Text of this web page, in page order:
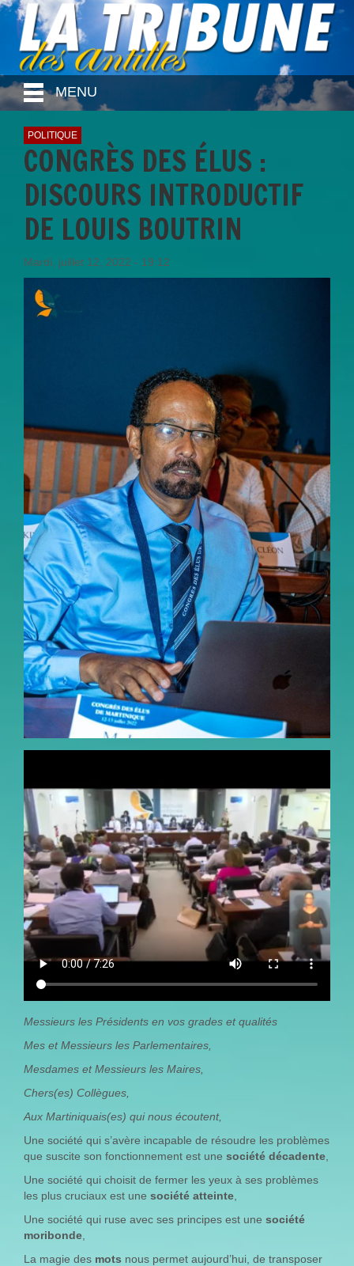
MENU
POLITIQUE
CONGRÈS DES ÉLUS :
DISCOURS INTRODUCTIF
DE LOUIS BOUTRIN
Mardi, juillet 12, 2022 - 19:12
07-14_AT_16.58.04.MP4
Messieurs les Présidents en vos grades et qualités
Mes et Messieurs les Parlementaires,
Mesdames et Messieurs les Maires,
Chers(es) Collègues,
Aux Martiniquais(es) qui nous écoutent,
Une société qui s’avère incapable de résoudre les problèmes
que suscite son fonctionnement est une société décadente
Une société qui choisit de fermer les yeux à ses problèmes
les plus cruciaux est une société atteinte
Une société qui ruse avec ses principes est une société
moribonde
La magie des mots nous permet aujourd’hui, de transposer